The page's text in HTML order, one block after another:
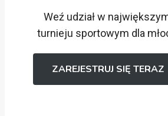
Weź udział w
turnieju sportowym dla
ZAREJESTRUJ SIĘ TERAZ